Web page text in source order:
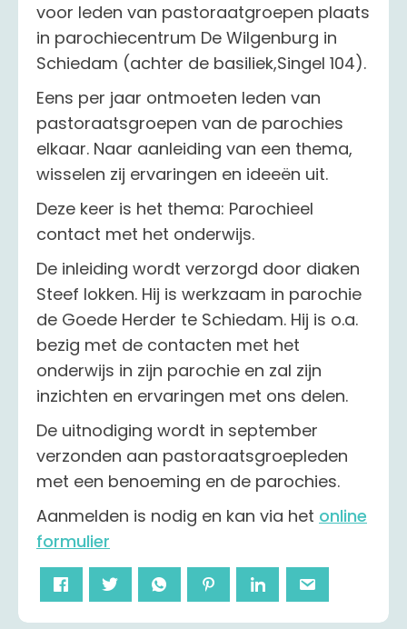
voor leden van pastoraatgroepen plaats
in parochiecentrum De Wilgenburg in
Schiedam (achter de basiliek,Singel 104).
Eens per jaar ontmoeten leden van
pastoraatsgroepen van de parochies
elkaar. Naar aanleiding van een thema,
wisselen zij ervaringen en ideeën uit.
Deze keer is het thema: Parochieel
contact met het onderwijs.
De inleiding wordt verzorgd door diaken
Steef lokken. Hij is werkzaam in parochie
de Goede Herder te Schiedam. Hij is o.a.
bezig met de contacten met het
onderwijs in zijn parochie en zal zijn
inzichten en ervaringen met ons delen.
De uitnodiging wordt in september
verzonden aan pastoraatsgroepleden
met een benoeming en de parochies.
Aanmelden is nodig en kan via het online
formulier